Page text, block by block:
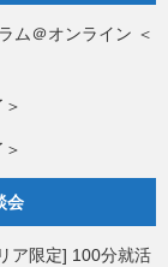
ム＠オンライン ＜
会
ア限定] 100分就活